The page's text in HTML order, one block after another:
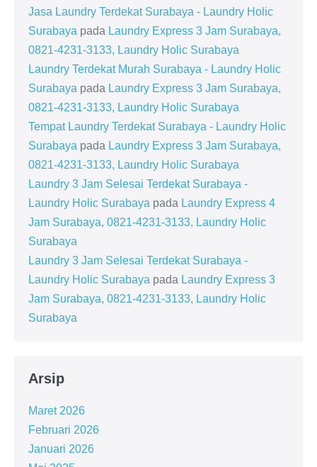
Jasa Laundry Terdekat Surabaya - Laundry Holic
Surabaya pada Laundry Express 3 Jam Surabaya,
0821-4231-3133, Laundry Holic Surabaya
Laundry Terdekat Murah Surabaya - Laundry Holic
Surabaya pada Laundry Express 3 Jam Surabaya,
0821-4231-3133, Laundry Holic Surabaya
Tempat Laundry Terdekat Surabaya - Laundry Holic
Surabaya pada Laundry Express 3 Jam Surabaya,
0821-4231-3133, Laundry Holic Surabaya
Laundry 3 Jam Selesai Terdekat Surabaya -
Laundry Holic Surabaya pada Laundry Express 4
Jam Surabaya, 0821-4231-3133, Laundry Holic
Surabaya
Laundry 3 Jam Selesai Terdekat Surabaya -
Laundry Holic Surabaya pada Laundry Express 3
Jam Surabaya, 0821-4231-3133, Laundry Holic
Surabaya
Arsip
Maret 2026
Februari 2026
Januari 2026